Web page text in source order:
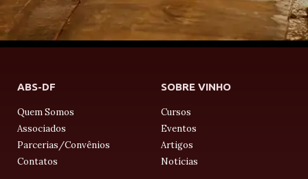
ABS-DF
Quem Somos
Associados
Parcerias/Convênios
Contatos
SOBRE VINHO
Cursos
Eventos
Artigos
Notícias